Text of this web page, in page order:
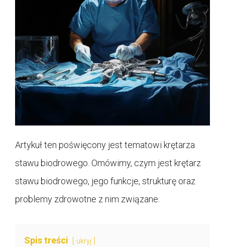
Artykuł ten poświęcony jest tematowi krętarza
stawu biodrowego. Omówimy, czym jest krętarz
stawu biodrowego, jego funkcje, strukturę oraz
problemy zdrowotne z nim związane.
Spis treści ukryj